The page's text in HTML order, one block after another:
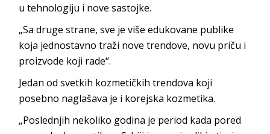
u tehnologiju i nove sastojke.
„Sa druge strane, sve je više edukovane publike
koja jednostavno traži nove trendove, novu priču i
proizvode koji rade“.
Jedan od svetkih kozmetičkih trendova koji
posebno naglašava je i korejska kozmetika.
„Poslednjih nekoliko godina je period kada pored